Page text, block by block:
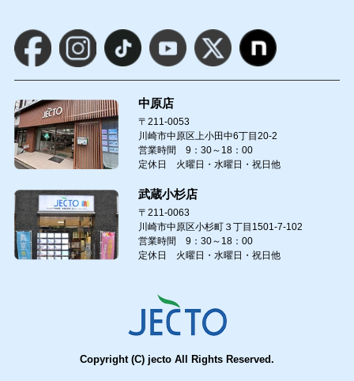
中原店
〒211-0053
川崎市中原区上小田中6丁目20-2
営業時間 9：30～18：00
定休日 火曜日・水曜日・祝日他
武蔵小杉店
〒211-0063
川崎市中原区小杉町３丁目1501-7-102
営業時間 9：30～18：00
定休日 火曜日・水曜日・祝日他
Copyright (C) jecto All Rights Reserved.